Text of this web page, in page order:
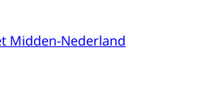
Midden-Nederland